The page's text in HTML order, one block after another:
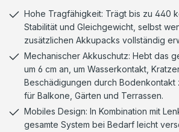
Hohe Tragfähigkeit: Trägt bis zu 440
Stabilität und Gleichgewicht, selbst
zusätzlichen Akkupacks vollständig
Mechanischer Akkuschutz: Hebt das
um 6 cm an, um Wasserkontakt,
Beschädigungen durch Bodenkontakt
für Balkone, Gärten und Terrassen.
Mobiles Design: In Kombination mit
gesamte System bei Bedarf leicht